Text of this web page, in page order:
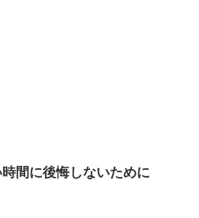
間に後悔しないために